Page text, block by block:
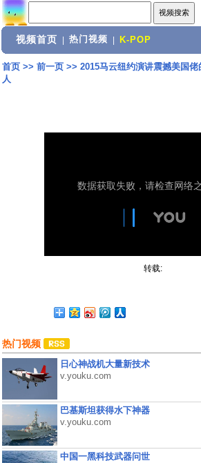
视频首页 热门视频 K-POP
首页>> 前一页>> 2015马云纽约演讲震撼美国
人
转载:
热门视频
日心神战机大量新技术
v.youku.com
巴基斯坦获得水下神器
v.youku.com
中国一黑科技武器问世